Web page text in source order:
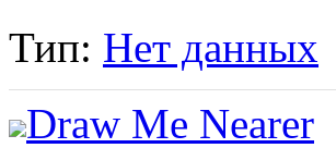
Тип: Нет данных
Draw Me Nearer